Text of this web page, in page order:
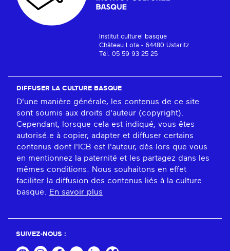
Institut culturel basque
Château Lota - 64480 Ustaritz
Tél. 05 59 93 25 25
DIFFUSER LA CULTURE BASQUE
D'une manière générale, les contenus de ce site
sont soumis aux droits d'auteur (copyright).
Cependant, lorsque cela est indiqué, vous êtes
autorisé.e à copier, adapter et diffuser certains
contenus dont l'ICB est l'auteur, dès lors que vous
en mentionnez la paternité et les partagez dans les
mêmes conditions. Nous souhaitons en effet
faciliter la diffusion des contenus liés à la culture
basque. En savoir plus
SUIVEZ-NOUS :